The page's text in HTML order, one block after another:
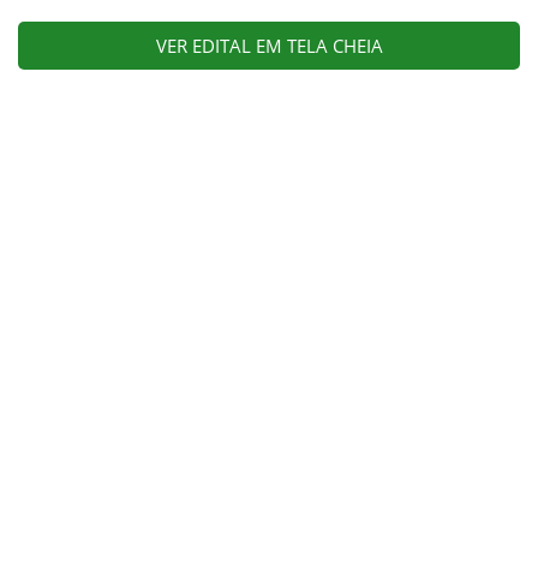
VER EDITAL EM TELA CHEIA